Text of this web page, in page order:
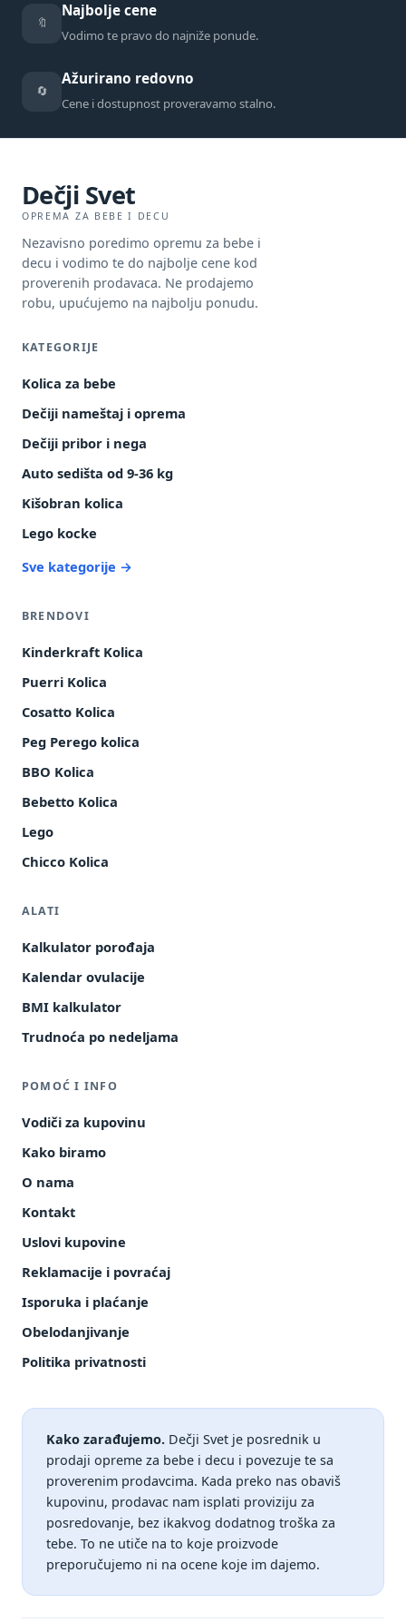
🔖
Najbolje cene
Vodimo te pravo do najniže ponude.
🔄
Ažurirano redovno
Cene i dostupnost proveravamo stalno.
Dečji Svet
OPREMA ZA BEBE I DECU
Nezavisno poredimo opremu za bebe i
decu i vodimo te do najbolje cene kod
proverenih prodavaca. Ne prodajemo
robu, upućujemo na najbolju ponudu.
KATEGORIJE
Kolica za bebe
Dečiji nameštaj i oprema
Dečiji pribor i nega
Auto sedišta od 9-36 kg
Kišobran kolica
Lego kocke
Sve kategorije →
BRENDOVI
Kinderkraft Kolica
Puerri Kolica
Cosatto Kolica
Peg Perego kolica
BBO Kolica
Bebetto Kolica
Lego
Chicco Kolica
ALATI
Kalkulator porođaja
Kalendar ovulacije
BMI kalkulator
Trudnoća po nedeljama
POMOĆ I INFO
Vodiči za kupovinu
Kako biramo
O nama
Kontakt
Uslovi kupovine
Reklamacije i povraćaj
Isporuka i plaćanje
Obelodanjivanje
Politika privatnosti
Kako zarađujemo. Dečji Svet je posrednik u
prodaji opreme za bebe i decu i povezuje te sa
proverenim prodavcima. Kada preko nas obaviš
kupovinu, prodavac nam isplati proviziju za
posredovanje, bez ikakvog dodatnog troška za
tebe. To ne utiče na to koje proizvode
preporučujemo ni na ocene koje im dajemo.